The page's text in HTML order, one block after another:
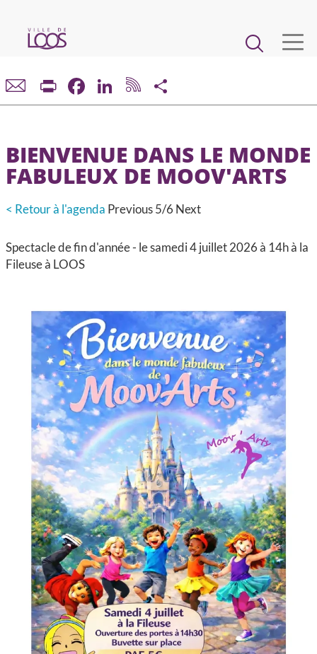
contenu
Main
navigation
VIE MUNICIPALE
CADRE DE VIE ET URBANISME
CCAS, SOLIDARITÉ ET SANTÉ
POLICE MUNICIPALE
Print FacebookLinkedIn
BIENVENUE DANS LE MONDE
FABULEUX DE MOOV'ARTS
< Retour à l'agenda Previous5/6 Next
Spectacle de fin d'année - le samedi 4 juillet 2026 à 14h à la
Fileuse à LOOS